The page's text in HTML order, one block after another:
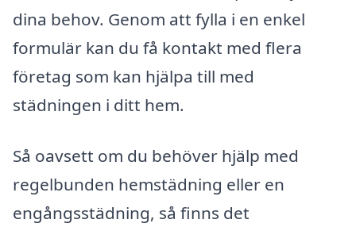
dina behov. Genom att fylla i en enkel
formulär kan du få kontakt med flera
företag som kan hjälpa till med
städningen i ditt hem.
Så oavsett om du behöver hjälp med
regelbunden hemstädning eller en
engångsstädning, så finns det